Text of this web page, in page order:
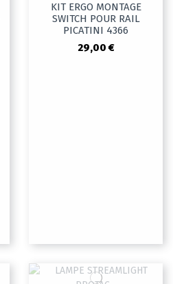
KIT ERGO MONTAGE
SWITCH POUR RAIL
PICATINI 4366
29,00 €